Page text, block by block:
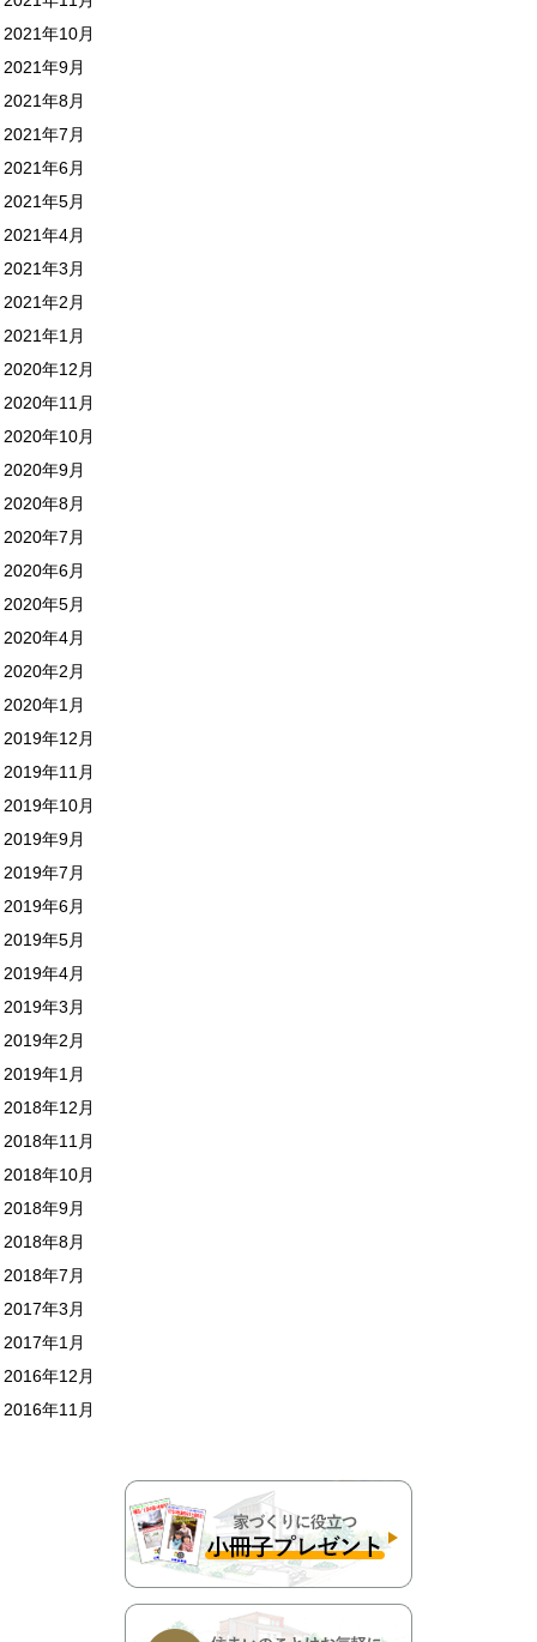
2021年10月
2021年9月
2021年8月
2021年7月
2021年6月
2021年5月
2021年4月
2021年3月
2021年2月
2021年1月
2020年12月
2020年11月
2020年10月
2020年9月
2020年8月
2020年7月
2020年6月
2020年5月
2020年4月
2020年2月
2020年1月
2019年12月
2019年11月
2019年10月
2019年9月
2019年7月
2019年6月
2019年5月
2019年4月
2019年3月
2019年2月
2019年1月
2018年12月
2018年11月
2018年10月
2018年9月
2018年8月
2018年7月
2017年3月
2017年1月
2016年12月
2016年11月